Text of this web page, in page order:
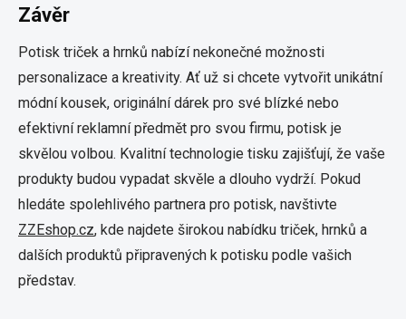
Závěr
Potisk triček a hrnků nabízí nekonečné možnosti
personalizace a kreativity. Ať už si chcete vytvořit unikátní
módní kousek, originální dárek pro své blízké nebo
efektivní reklamní předmět pro svou firmu, potisk je
skvělou volbou. Kvalitní technologie tisku zajišťují, že vaše
produkty budou vypadat skvěle a dlouho vydrží. Pokud
hledáte spolehlivého partnera pro potisk, navštivte
ZZEshop.cz, kde najdete širokou nabídku triček, hrnků a
dalších produktů připravených k potisku podle vašich
představ.